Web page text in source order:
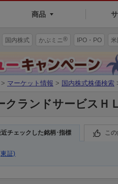
商品
国内株式 かぶミニ ® IPO・PO
> マーケット情報 > 国内株式株価検索
クランドサービスＨ
チェックした銘柄･指標 こ
証)